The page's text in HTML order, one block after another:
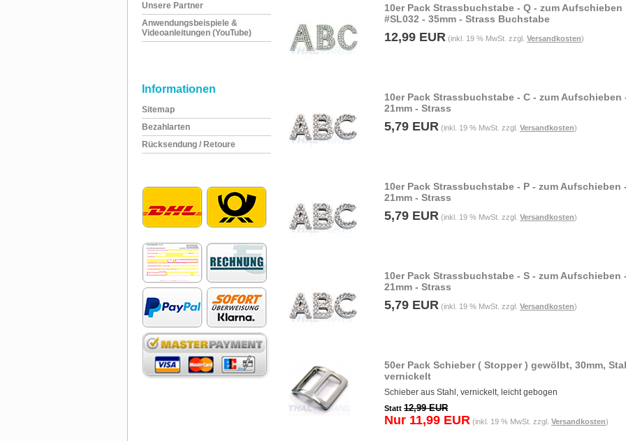
Unsere Partner
Anwendungsbeispiele &
Videoanleitungen (YouTube)
Informationen
Sitemap
Bezahlarten
Rücksendung / Retoure
10er Pack Strassbuchstabe - Q - zum Aufschieben
#SL032 - 35mm - Strass Buchstabe
12,99 EUR (inkl. 19 % MwSt. zzgl. Versandkosten)
10er Pack Strassbuchstabe - C - zum Aufschieben
21mm - Strass
5,79 EUR (inkl. 19 % MwSt. zzgl. Versandkosten)
10er Pack Strassbuchstabe - P - zum Aufschieben -
21mm - Strass
5,79 EUR (inkl. 19 % MwSt. zzgl. Versandkosten)
10er Pack Strassbuchstabe - S - zum Aufschieben -
21mm - Strass
5,79 EUR (inkl. 19 % MwSt. zzgl. Versandkosten)
50er Pack Schieber ( Stopper ) gewölbt, 30mm,
vernickelt
Schieber aus Stahl, vernickelt, leicht gebogen
Statt 12,99 EUR
Nur 11,99 EUR (inkl. 19 % MwSt. zzgl. Versandkosten)